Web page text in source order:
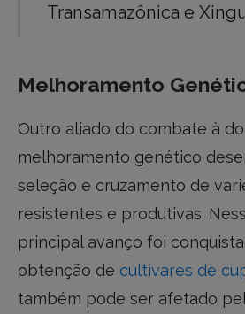
Transamazônica e
Melhoramento
Outro aliado do combate à
melhoramento genético
seleção e cruzamento de
resistentes e produtivas.
principal avanço foi
obtenção de cultivares de
também pode ser afetado